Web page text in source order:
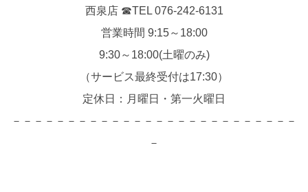
西泉店 ☎TEL 076-242-6131
営業時間 9:15～18:00
9:30～18:00(土曜のみ)
（サービス最終受付は17:30）
定休日：月曜日・第一火曜日
－－－－－－－－－－－－－－－－－－－－－－－－－－
－